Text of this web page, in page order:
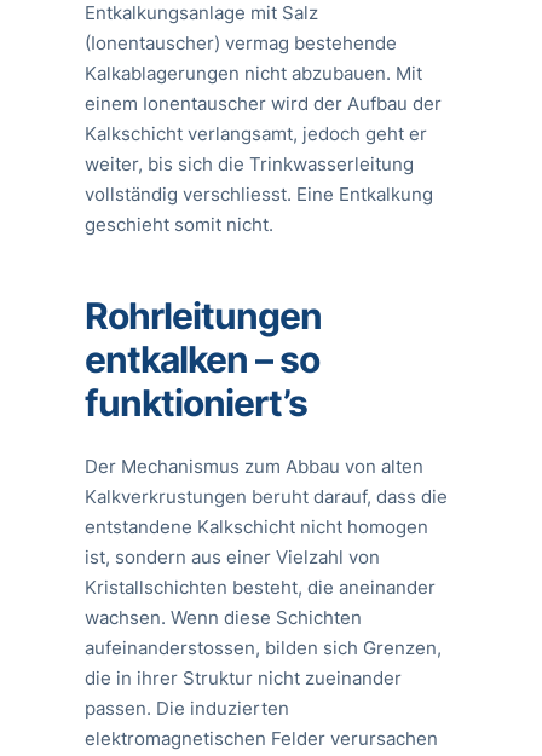
Entkalkungsanlage mit Salz
(Ionentauscher) vermag bestehende
Kalkablagerungen nicht abzubauen. Mit
einem Ionentauscher wird der Aufbau der
Kalkschicht verlangsamt, jedoch geht er
weiter, bis sich die Trinkwasserleitung
vollständig verschliesst. Eine Entkalkung
geschieht somit nicht.
Rohrleitungen
entkalken – so
funktioniert’s
Der Mechanismus zum Abbau von alten
Kalkverkrustungen beruht darauf, dass die
entstandene Kalkschicht nicht homogen
ist, sondern aus einer Vielzahl von
Kristallschichten besteht, die aneinander
wachsen. Wenn diese Schichten
aufeinanderstossen, bilden sich Grenzen,
die in ihrer Struktur nicht zueinander
passen. Die induzierten
elektromagnetischen Felder verursachen